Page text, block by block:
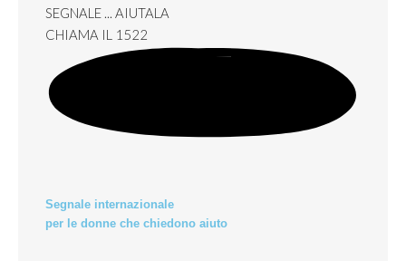
SEGNALE ... AIUTALA
CHIAMA IL 1522
Segnale internazionale
per le donne che chiedono aiuto